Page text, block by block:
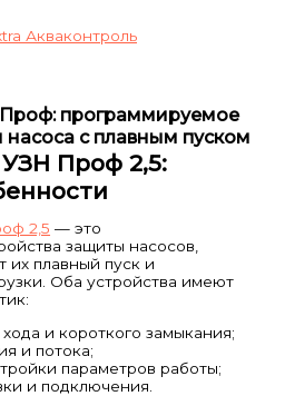
программируемое
насоса с плавным пуском
Проф 2,5:
2,5 — это
защиты насосов,
их плавный пуск и
Оба устройства имеют
и короткого замыкания;
и потока;
параметров работы;
и подключения.